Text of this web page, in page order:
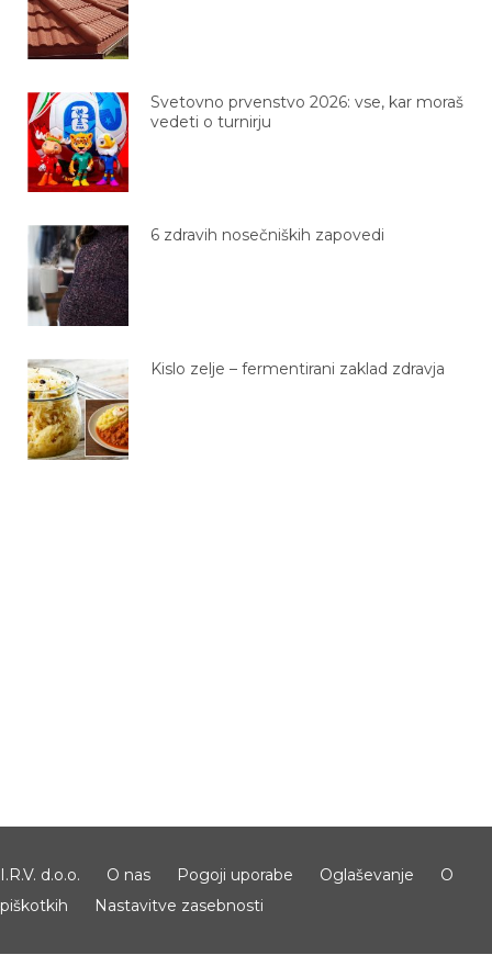
Svetovno prvenstvo 2026: vse, kar moraš
vedeti o turnirju
6 zdravih nosečniških zapovedi
Kislo zelje – fermentirani zaklad zdravja
I.R.V. d.o.o. O nas Pogoji uporabe Oglaševanje
O
piškotkih
Nastavitve zasebnosti